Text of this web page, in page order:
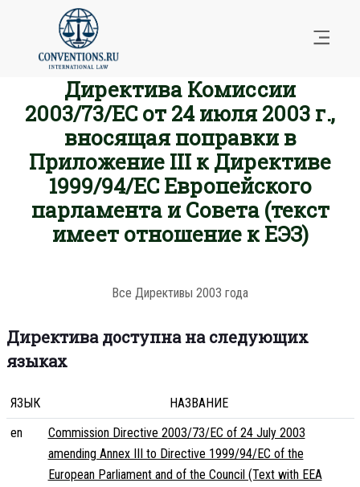
Директива Комиссии
2003/73/EC от 24 июля 2003 г.,
вносящая поправки в
Приложение III к Директиве
1999/94/EC Европейского
парламента и Совета (текст
имеет отношение к ЕЭЗ)
Все Директивы 2003 года
Директива доступна на следующих
языках
ЯЗЫК
НАЗВАНИЕ
en
Commission Directive 2003/73/EC of 24 July 2003
amending Annex III to Directive 1999/94/EC of the
European Parliament and of the Council (Text with EEA